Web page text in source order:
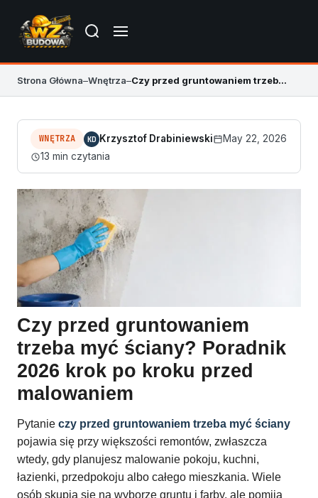
Strona Główna–Wnętrza– Czy przed gruntowaniem trzeba myć ściany?
WNĘTRZA KD Krzysztof Drabiniewski
May 22, 2026
13 min czytania
Czy przed gruntowaniem
trzeba myć ściany? Poradnik
2026 krok po kroku przed
malowaniem
Pytanie czy przed gruntowaniem trzeba myć ściany
pojawia się przy większości remontów, zwłaszcza
wtedy, gdy planujesz malowanie pokoju, kuchni,
łazienki, przedpokoju albo całego mieszkania. Wiele
osób skupia się na wyborze gruntu i farby, ale pomija